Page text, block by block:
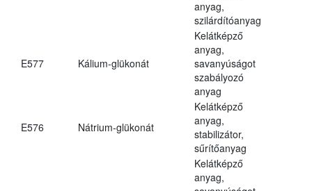
anyag,
szilárdítóanyag
E577 Kálium-glükonát
Kelátképző
anyag,
savanyúságot
szabályozó
anyag
E576 Nátrium-glükonát
Kelátképző
anyag,
stabilizátor,
sűrítőanyag
Kelátképző
anyag,